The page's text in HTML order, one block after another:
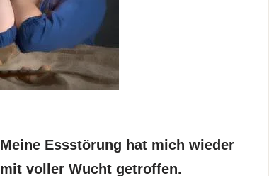
Meine Essstörung hat mich wieder
mit voller Wucht getroffen.